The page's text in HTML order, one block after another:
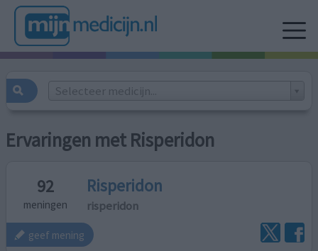
Selecteer medicijn...
Ervaringen met Risperidon
92
meningen
Risperidon
risperidon
geef mening